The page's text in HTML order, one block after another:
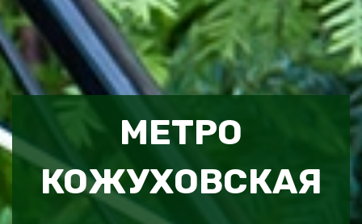
МЕТРО
КОЖУХОВСКАЯ